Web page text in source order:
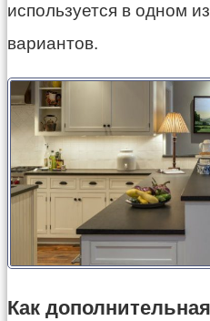
используется в одном
вариантов.
Как